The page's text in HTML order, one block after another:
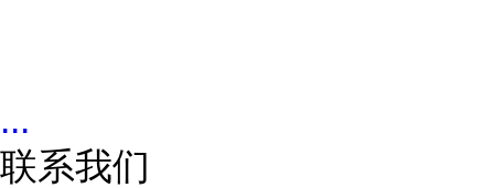
...
联系我们